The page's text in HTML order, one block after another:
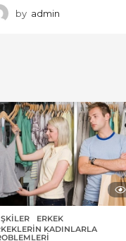
by admin
ERKEK
KADINLARLA